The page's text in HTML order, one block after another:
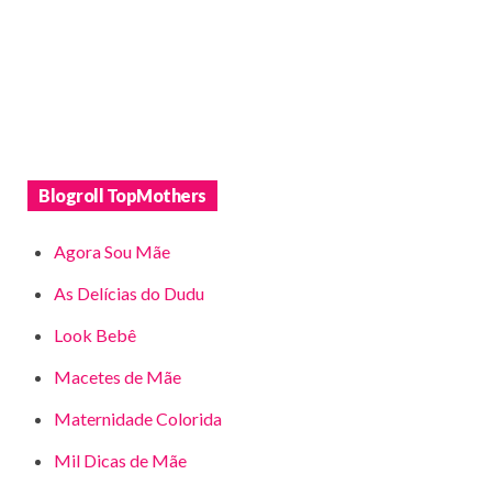
Blogroll TopMothers
Agora Sou Mãe
As Delícias do Dudu
Look Bebê
Macetes de Mãe
Maternidade Colorida
Mil Dicas de Mãe